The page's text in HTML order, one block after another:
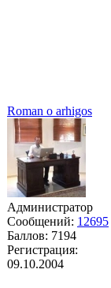
Roman o arhigos
Администратор
Сообщений: 12695
Баллов: 7194
Регистрация:
09.10.2004